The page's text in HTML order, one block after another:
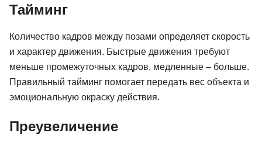
Тайминг
Количество кадров между позами определяет скорость
и характер движения. Быстрые движения требуют
меньше промежуточных кадров, медленные – больше.
Правильный тайминг помогает передать вес объекта и
эмоциональную окраску действия.
Преувеличение